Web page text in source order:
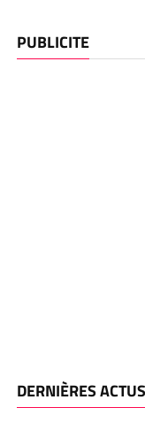
PUBLICITE
DERNIÈRES